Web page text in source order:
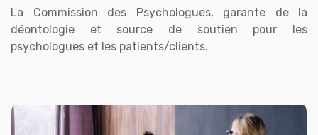
La Commission des Psychologues, garante de la
déontologie et source de soutien pour les
psychologues et les patients/clients.